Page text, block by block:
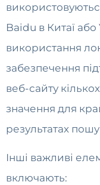
Baidu в Китаї або
використання
забезпечення
веб-сайту
значення для
результатах
Інші важливі
включають: